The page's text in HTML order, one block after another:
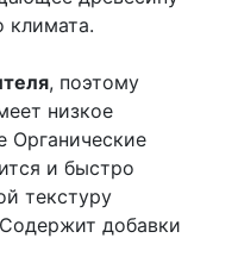
климата.
, поэтому
низкое
Органические
и быстро
текстуру
добавки